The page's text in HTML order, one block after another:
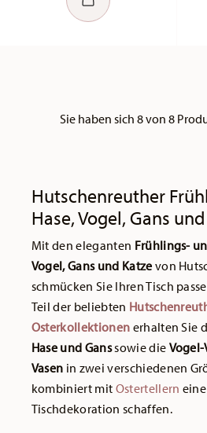
Sie haben sich 8 von 8
Hutschenreuther
Hase, Vogel, Gans
Mit den eleganten Frühlings-
Vogel, Gans und Katze von
schmücken Sie Ihren Tisch
Teil der beliebten
Osterkollektionen erhalten Sie
Hase und Ganssowie die Vogel-
Vasen in zwei verschiedenen
kombiniert mit Ostertellern
Tischdekoration schaffen.